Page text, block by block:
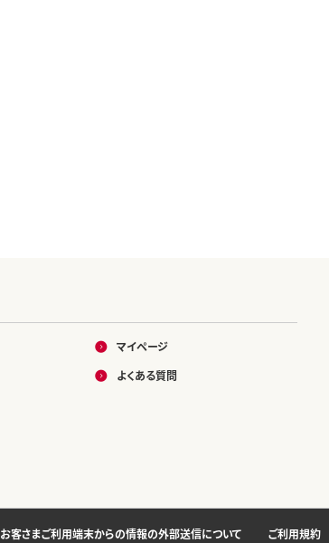
マイページ
よくある質問
お客さまご利用端末からの情報の外部送信について ご利用規約